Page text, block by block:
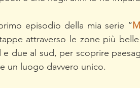
episodio della mia serie “
attraverso le zone più
e due al sud, per scoprire
un luogo davvero unico.